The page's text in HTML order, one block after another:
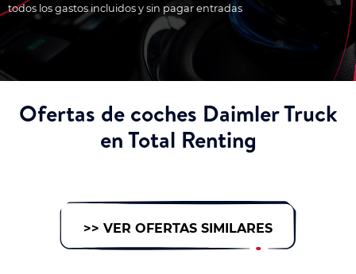
todos los gastos incluidos y sin pagar entradas
Ofertas de coches Daimler Truck
en Total Renting
>> VER OFERTAS SIMILARES